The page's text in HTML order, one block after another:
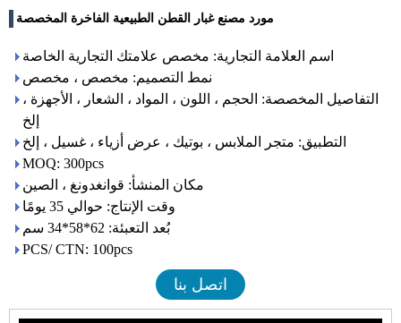
مورد مصنع غبار القطن الطبيعية الفاخرة المخصصة
اسم العلامة التجارية: مخصص علامتك التجارية الخاصة
نمط التصميم: مخصص ، مخصص
التفاصيل المخصصة: الحجم ، اللون ، المواد ، الشعار ، الأجهزة ،
إلخ
التطبيق: متجر الملابس ، بوتيك ، عرض أزياء ، غسيل ، إلخ
MOQ: 300pcs
مكان المنشأ: قوانغدونغ ، الصين
وقت الإنتاج: حوالي 35 يومًا
بُعد التعبئة: 62*58*34 سم
PCS/ CTN: 100pcs
اتصل بنا